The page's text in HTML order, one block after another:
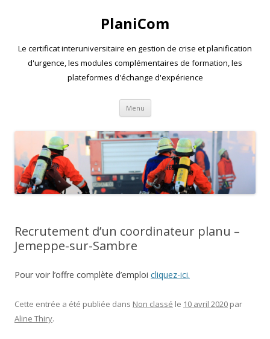
PlaniCom
Le certificat interuniversitaire en gestion de crise et planification
d'urgence, les modules complémentaires de formation, les
plateformes d'échange d'expérience
Menu Aller
contenu
Recrutement d’un coordinateur planu –
Jemeppe-sur-Sambre
Pour voir l’offre complète d’emploi cliquez-ici.
Cette entrée a été publiée dans Non classé le 10 avril 2020 par
Aline Thiry.